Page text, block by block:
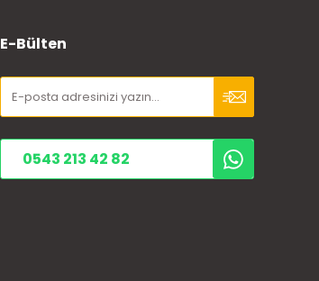
E-Bülten
0543 213 42 82